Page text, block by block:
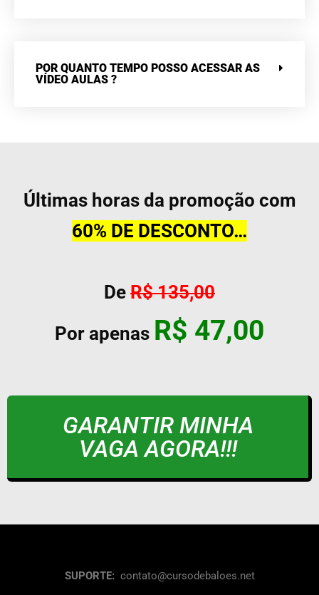
POR QUANTO TEMPO POSSO ACESSAR AS
VÍDEO AULAS ?
Últimas horas da promoção com
60% DE DESCONTO…
De R$ 135,00
Por apenas R$ 47,00
GARANTIR MINHA
VAGA AGORA!!!
SUPORTE: contato@cursodebaloes.net